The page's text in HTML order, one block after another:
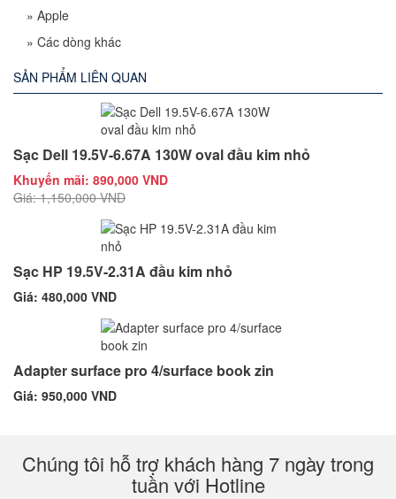
» Apple
» Các dòng khác
SẢN PHẨM LIÊN QUAN
Sạc Dell 19.5V-6.67A 130W oval đầu kim nhỏ
Khuyến mãi: 890,000 VND
Giá: 1,150,000 VND
Sạc HP 19.5V-2.31A đầu kim nhỏ
Giá: 480,000 VND
Adapter surface pro 4/surface book zin
Giá: 950,000 VND
Chúng tôi hỗ trợ khách hàng 7 ngày trong
tuần với Hotline